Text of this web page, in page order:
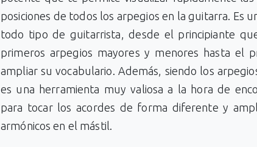
posiciones de todos los arpegios en la guitarra. Es
todo tipo de guitarrista, desde el principiante
primeros arpegios mayores y menores hasta el
ampliar su vocabulario. Además, siendo los
es una herramienta muy valiosa a la hora de
para tocar los acordes de forma diferente y
armónicos en el mástil.